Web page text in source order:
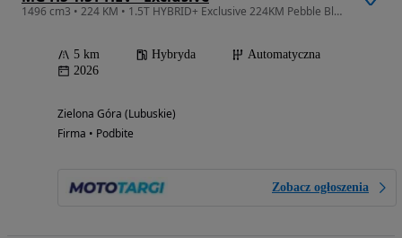
1496 cm3 • 224 KM • 1.5T HYBRID+ Exclusive 224KM Pebble Black
5 km Hybryda
Automatyczna
2026
Zielona Góra (Lubuskie)
Firma • Podbite
Zobacz ogłoszenia